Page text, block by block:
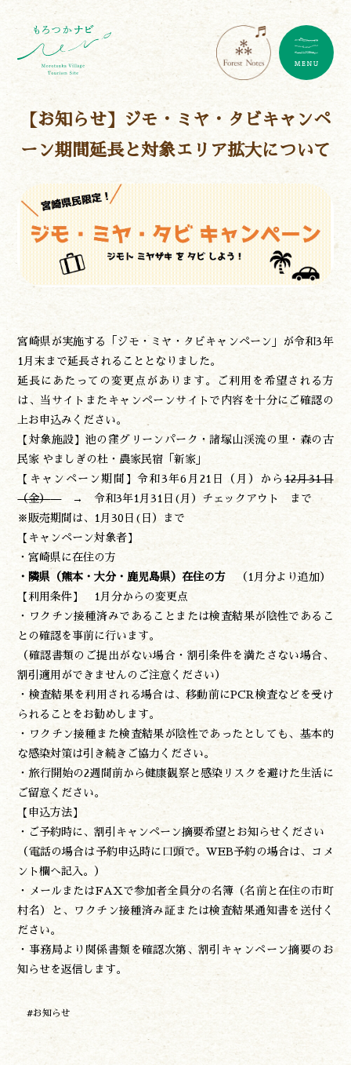
【お知らせ】ジモ・ミヤ・タビキャンペ
ーン期間延長と対象エリア拡大について
宮崎県が実施する「ジモ・ミヤ・タビキャンペーン」が令和3年
1月末まで延長されることとなりました。
延長にあたっての変更点があります。ご利用を希望される方
は、当サイトまたキャンペーンサイトで内容を十分にご確認の
上お申込みください。
【対象施設】池の窪グリーンパーク・諸塚山渓流の里・森の古
民家 やましぎの杜・農家民宿「新家」
【キャンペーン期間】令和3年6月21日（月）から12月31日
（金）
→ 令和3年1月31日(月）チェックアウト まで
※販売期間は、1月30日(日）まで
【キャンペーン対象者】
・宮崎県に在住の方
・隣県（熊本・大分・鹿児島県）在住の方
（1月分より追加）
【利用条件】 1月分からの変更点
・ワクチン接種済みであることまたは検査結果が陰性であるこ
との確認を事前に行います。
（確認書類のご提出がない場合・割引条件を満たさない場合、
割引適用ができませんのご注意ください）
・検査結果を利用される場合は、移動前にPCR検査などを受け
られることをお勧めします。
・ワクチン接種また検査結果が陰性であったとしても、基本的
な感染対策は引き続きご協力ください。
・旅行開始の2週間前から健康観察と感染リスクを避けた生活に
ご留意ください。
【申込方法】
・ご予約時に、割引キャンペーン摘要希望とお知らせください
（電話の場合は予約申込時に口頭で。WEB予約の場合は、コメ
ント欄へ記入。）
・メールまたはFAXで参加者全員分の名簿（名前と在住の市町
村名）と、ワクチン接種済み証または検査結果通知書を送付く
ださい。
・事務局より関係書類を確認次第、割引キャンペーン摘要のお
知らせを返信します。
#お知らせ
作る
神楽情報
アクセス
諸塚村観光協会
TEL:0982-65-0178